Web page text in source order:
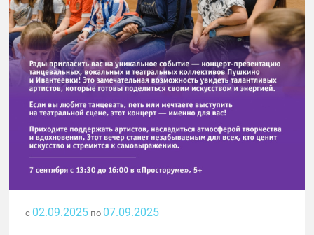
с 02.09.2025 по 07.09.2025